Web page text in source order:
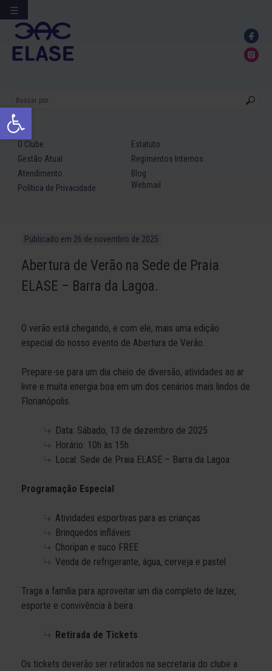
Abrir a barra de ferramentas
Ir
para
conteúdo
O Clube
Estatuto
Gestão Atual
Regimentos Internos
Atendimento
Blog
Política de Privacidade
Webmail
Publicado em 26 de novembro de 2025
Abertura de Verão na Sede de Praia
ELASE – Barra da Lagoa.
O verão está chegando, e com ele, mais uma edição
especial do nosso evento de Abertura de Verão.
Prepare-se para um dia cheio de diversão, atividades ao ar
livre e muita energia boa em um dos cenários mais lindos de
Florianópolis.
Data: Sábado, 13 de dezembro de 2025
Horário: 10h às 15h
Local: Sede de Praia ELASE – Barra da Lagoa
Programação Especial
Atividades esportivas para as crianças
Brinquedos infláveis
Choripan e suco FREE
Venda de refrigerante, água, cerveja e pastel
Traga a família para aproveitar um dia completo de lazer,
esporte e convivência à beira
Retirada de Tickets
Os tickets deverão ser retirados na secretaria do clube a
☰